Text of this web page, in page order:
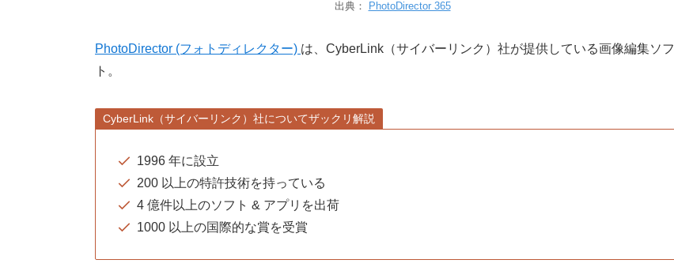
出典： PhotoDirector 365
PhotoDirector (フォトディレクター) は、CyberLink（サイバーリンク）社が提供している画像編集ソフ
ト。
CyberLink（サイバーリンク）社についてザックリ解説
1996 年に設立
200 以上の特許技術を持っている
4 億件以上のソフト & アプリを出荷
1000 以上の国際的な賞を受賞